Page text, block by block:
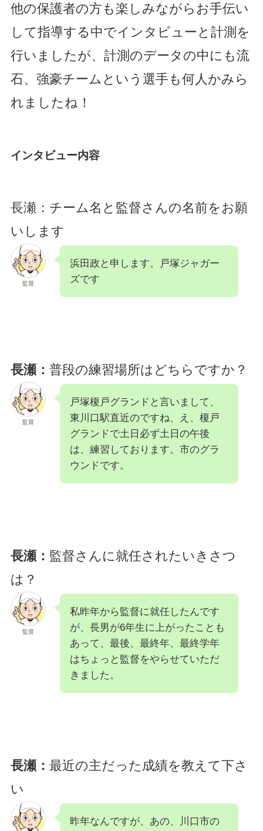
他の保護者の方も楽しみながらお手伝い
して指導する中でインタビューと計測を
行いましたが、計測のデータの中にも流
石、強豪チームという選手も何人かみら
れましたね！
インタビュー内容
長瀬：チーム名と監督さんの名前をお願
いします
監督
浜田政と申します。戸塚ジャガー
ズです
長瀬： 普段の練習場所はどちらですか？
監督
戸塚榎戸グランドと言いまして、
東川口駅直近のですね、え、榎戸
グランドで土日必ず土日の午後
は、練習しております。市のグラ
ウンドです。
長瀬： 監督さんに就任されたいきさつ
は？
監督
私昨年から監督に就任したんです
が、長男が6年生に上がったことも
あって、最後、最終年、最終学年
はちょっと監督をやらせていただ
きました。
長瀬： 最近の主だった成績を教えて下さ
い
昨年なんですが、あの、川口市の